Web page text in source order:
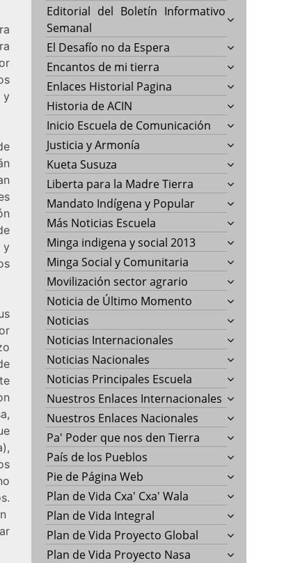
y
y
Editorial del Boletín Informativo
Semanal
El Desafío no da Espera
Encantos de mi tierra
Enlaces Historial Pagina
Historia de ACIN
Inicio Escuela de Comunicación
Justicia y Armonía
Kueta Susuza
Liberta para la Madre Tierra
Mandato Indígena y Popular
Más Noticias Escuela
Minga indigena y social 2013
Minga Social y Comunitaria
Movilización sector agrario
Noticia de Último Momento
Noticias
Noticias Internacionales
Noticias Nacionales
Noticias Principales Escuela
Nuestros Enlaces Internacionales
Nuestros Enlaces Nacionales
Pa' Poder que nos den Tierra
País de los Pueblos
Pie de Página Web
Plan de Vida Cxa' Cxa' Wala
Plan de Vida Integral
Plan de Vida Proyecto Global
Plan de Vida Proyecto Nasa